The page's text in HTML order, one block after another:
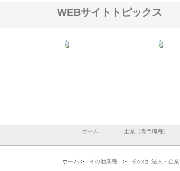
WEBサイトトピックス
ホーム 士業（専門職種）
ホーム > その他業種 > その他_法人・企業